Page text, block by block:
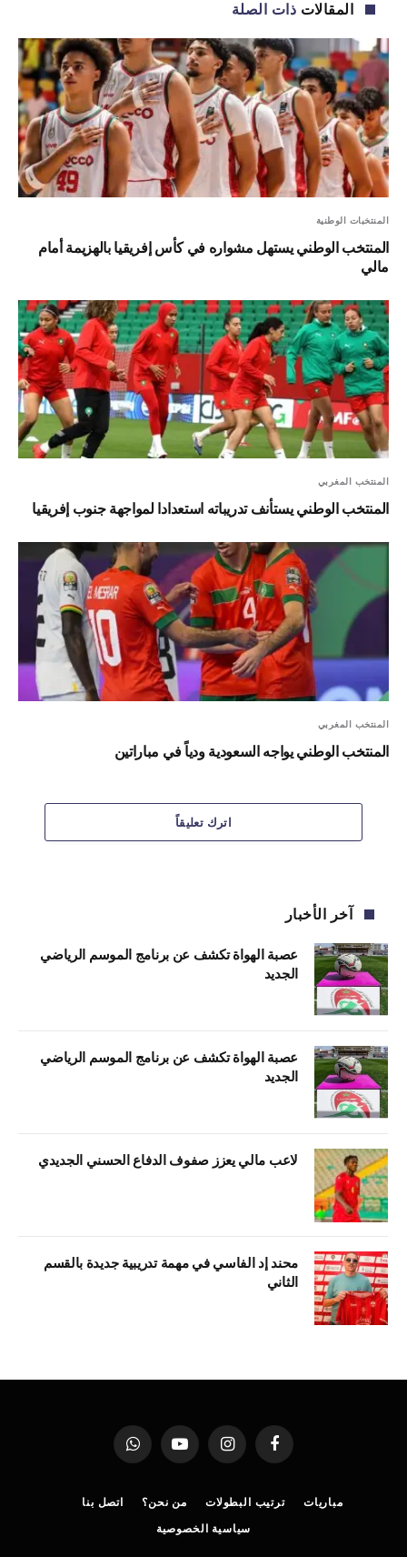
المقالات ذات الصلة
المنتخبات الوطنية
المنتخب الوطني يستهل مشواره في كأس إفريقيا بالهزيمة أمام
مالي
المنتخب المغربي
المنتخب الوطني يستأنف تدريباته استعدادا لمواجهة جنوب إفريقيا
المنتخب المغربي
المنتخب الوطني يواجه السعودية ودياً في مباراتين
اترك تعليقاً
آخر الأخبار
عصبة الهواة تكشف عن برنامج الموسم الرياضي
الجديد
عصبة الهواة تكشف عن برنامج الموسم الرياضي
الجديد
لاعب مالي يعزز صفوف الدفاع الحسني الجديدي
محند إد الفاسي في مهمة تدريبية جديدة بالقسم
الثاني
فيسبوك الانستغراميوتيوب واتساب
مباريات ترتيب البطولات من نحن؟
اتصل بنا
سياسية الخصوصية